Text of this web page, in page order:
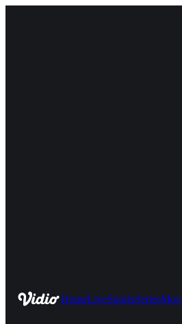
HomeLiveSportsSeries